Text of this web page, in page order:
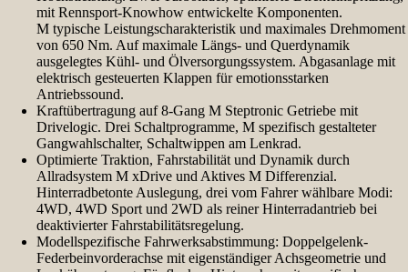
mit Rennsport-Knowhow entwickelte Komponenten.
M typische Leistungscharakteristik und maximales Drehmoment
von 650 Nm. Auf maximale Längs- und Querdynamik
ausgelegtes Kühl- und Ölversorgungssystem. Abgasanlage mit
elektrisch gesteuerten Klappen für emotionsstarken
Antriebssound.
Kraftübertragung auf 8-Gang M Steptronic Getriebe mit
Drivelogic. Drei Schaltprogramme, M spezifisch gestalteter
Gangwahlschalter, Schaltwippen am Lenkrad.
Optimierte Traktion, Fahrstabilität und Dynamik durch
Allradsystem M xDrive und Aktives M Differenzial.
Hinterradbetonte Auslegung, drei vom Fahrer wählbare Modi:
4WD, 4WD Sport und 2WD als reiner Hinterradantrieb bei
deaktivierter Fahrstabilitätsregelung.
Modellspezifische Fahrwerksabstimmung: Doppelgelenk-
Federbeinvorderachse mit eigenständiger Achsgeometrie und